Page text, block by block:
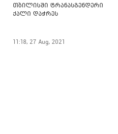
თბილისში ტრანასგენდერი
ქალი დაჭრეს
11:18, 27 Aug, 2021